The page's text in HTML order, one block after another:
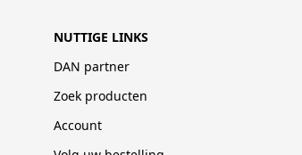
NUTTIGE LINKS
DAN partner
Zoek producten
Account